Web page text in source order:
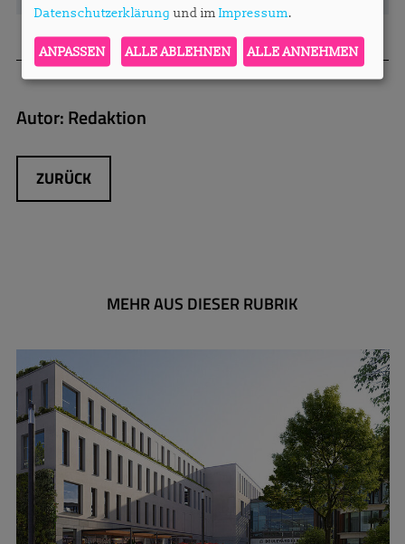
Autor:Redaktion
ZURÜCK
MEHR AUS DIESER RUBRIK
Datenschutzerklärung und im Impressum.
ANPASSEN ALLE ABLEHNEN ALLE ANNEHMEN